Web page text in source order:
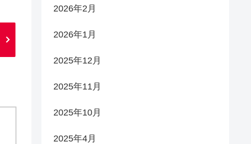
2026年2月
2026年1月
2025年12月
2025年11月
2025年10月
2025年4月